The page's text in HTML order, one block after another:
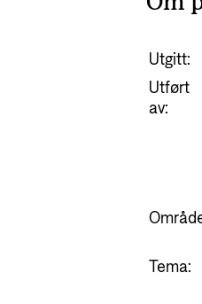
Utgitt:
Utført
av:
Tema: